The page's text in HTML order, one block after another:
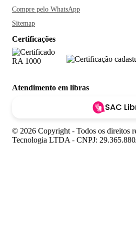
Compre pelo WhatsApp
Sitemap
Certificações
Atendimento em libras
SAC
© 2026 Copyright - Todos os direitos
Tecnologia LTDA - CNPJ: